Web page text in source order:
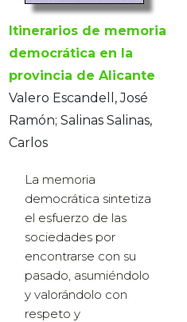
Itinerarios de memoria
democrática en la
provincia de Alicante
Valero Escandell, José
Ramón; Salinas Salinas,
Carlos
La memoria
democrática sintetiza
el esfuerzo de las
sociedades por
encontrarse con su
pasado, asumiéndolo
y valorándolo con
respeto y